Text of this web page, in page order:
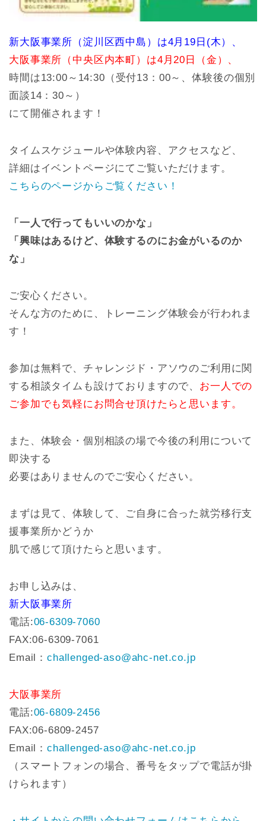
新大阪事業所（淀川区西中島）は4月19日(木）、
大阪事業所（中央区内本町）は4月20日（金）、
時間は13:00～14:30（受付13：00～、体験後の個別
面談14：30～）
にて開催されます！
タイムスケジュールや体験内容、アクセスなど、
詳細はイベントページにてご覧いただけます。
こちらのページからご覧ください！
「一人で行ってもいいのかな」
「興味はあるけど、体験するのにお金がいるのか
な」
ご安心ください。
そんな方のために、トレーニング体験会が行われま
す！
参加は無料で、チャレンジド・アソウのご利用に関
する相談タイムも設けておりますので、 お一人での
ご参加でも気軽にお問合せ頂けたらと思います。
また、体験会・個別相談の場で今後の利用について
即決する
必要はありませんのでご安心ください。
まずは見て、体験して、ご自身に合った就労移行支
援事業所かどうか
肌で感じて頂けたらと思います。
お申し込みは、
新大阪事業所
電話:06-6309-7060
FAX:06-6309-7061
Email：challenged-aso@ahc-net.co.jp
大阪事業所
電話:06-6809-2456
FAX:06-6809-2457
Email：challenged-aso@ahc-net.co.jp
（スマートフォンの場合、番号をタップで電話が掛
けられます）